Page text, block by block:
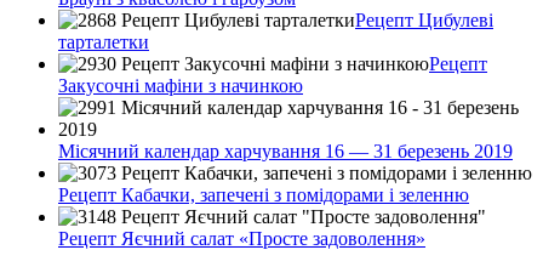
Рецепт Цибулеві
тарталетки
Рецепт
Закусочні мафіни з начинкою
Місячний календар харчування 16 — 31 березень 2019
Рецепт Кабачки, запечені з помідорами і зеленню
Рецепт Яєчний салат «Просте задоволення»